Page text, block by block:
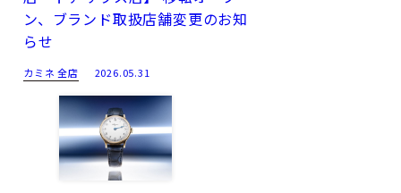
ン、ブランド取扱店舗変更のお知
らせ
カミネ 全店 2026.05.31